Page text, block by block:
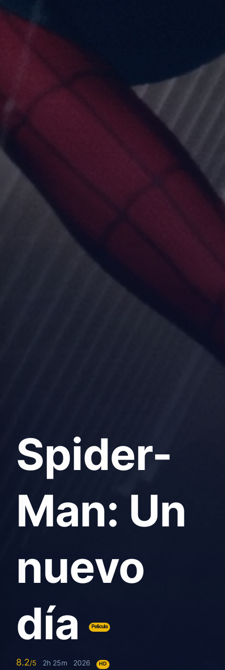
Spider-
Man: Un
nuevo
día
Pelicula
8.2 2h 25m 2026 HD